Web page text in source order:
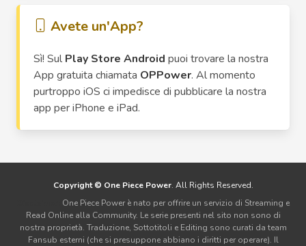
Avete un'App?
Sì! Sul Play Store Android puoi trovare la nostra
App gratuita chiamata OPPower. Al momento
purtroppo iOS ci impedisce di pubblicare la nostra
app per iPhone e iPad.
Copyright © One Piece Power. All Rights Reserved.
One Piece Power è nato per offrire un servizio di Streaming e
Read Online alla Community. Le serie presenti nel sito non sono di
nostra proprietà. Traduzione, Sottotitoli e Editing sono curati da team
Fansub esterni (che si presuppone abbiano i diritti per operare). Il